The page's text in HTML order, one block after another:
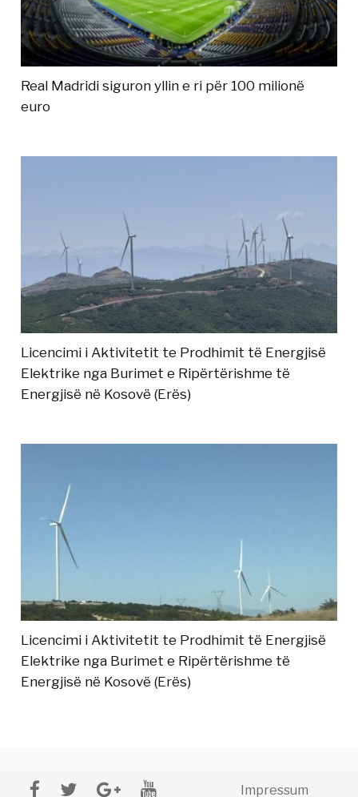
Real Madridi siguron yllin e ri për 100 milionë
euro
Licencimi i Aktivitetit te Prodhimit të Energjisë
Elektrike nga Burimet e Ripërtërishme të
Energjisë në Kosovë (Erës)
Licencimi i Aktivitetit te Prodhimit të Energjisë
Elektrike nga Burimet e Ripërtërishme të
Energjisë në Kosovë (Erës)
Impressum